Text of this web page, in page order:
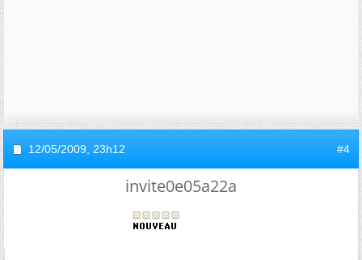
12/05/2009, 23h12 #4
invite0e05a22a